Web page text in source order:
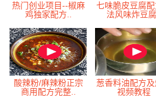
热门创业项目--椒麻
鸡独家配方..
七味脆皮豆腐
法风味炸豆腐..
酸辣粉/麻辣粉正宗
商用配方完整..
葱香料油配方及
视频教程